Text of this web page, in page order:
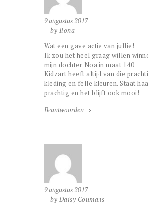
9 augustus 2017
by Ilona
Wat een gave actie van jullie!
Ik zou het heel graag willen
mijn dochter Noa in maat 140
Kidzart heeft altijd van die
kleding en felle kleuren. Staat
prachtig en het blijft ook mooi!
Beantwoorden
9 augustus 2017
by Daisy Coumans